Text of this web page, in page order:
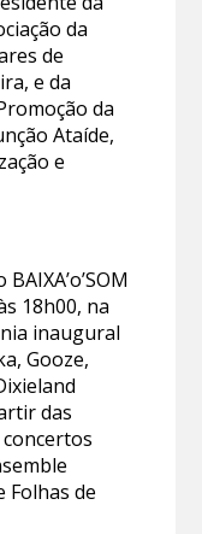
da
de
e da
da
Ataíde,
e
18h00, na
inaugural
Gooze,
das
Folhas de